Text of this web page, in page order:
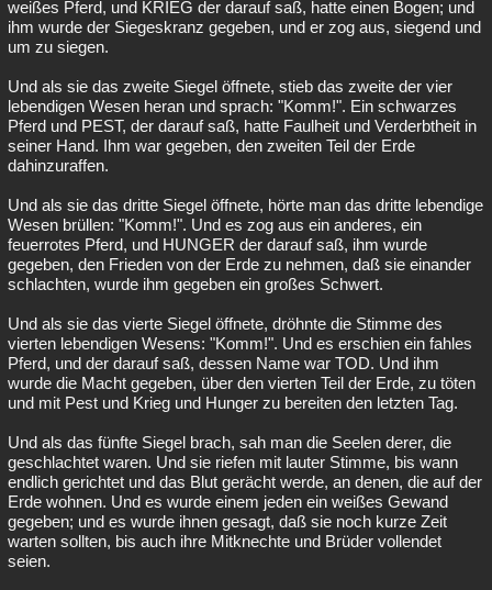
weißes Pferd, und KRIEG der darauf saß, hatte einen Bogen; und
ihm wurde der Siegeskranz gegeben, und er zog aus, siegend und
um zu siegen.
Und als sie das zweite Siegel öffnete, stieb das zweite der vier
lebendigen Wesen heran und sprach: "Komm!". Ein schwarzes
Pferd und PEST, der darauf saß, hatte Faulheit und Verderbtheit in
seiner Hand. Ihm war gegeben, den zweiten Teil der Erde
dahinzuraffen.
Und als sie das dritte Siegel öffnete, hörte man das dritte lebendige
Wesen brüllen: "Komm!". Und es zog aus ein anderes, ein
feuerrotes Pferd, und HUNGER der darauf saß, ihm wurde
gegeben, den Frieden von der Erde zu nehmen, daß sie einander
schlachten, wurde ihm gegeben ein großes Schwert.
Und als sie das vierte Siegel öffnete, dröhnte die Stimme des
vierten lebendigen Wesens: "Komm!". Und es erschien ein fahles
Pferd, und der darauf saß, dessen Name war TOD. Und ihm
wurde die Macht gegeben, über den vierten Teil der Erde, zu töten
und mit Pest und Krieg und Hunger zu bereiten den letzten Tag.
Und als das fünfte Siegel brach, sah man die Seelen derer, die
geschlachtet waren. Und sie riefen mit lauter Stimme, bis wann
endlich gerichtet und das Blut gerächt werde, an denen, die auf der
Erde wohnen. Und es wurde einem jeden ein weißes Gewand
gegeben; und es wurde ihnen gesagt, daß sie noch kurze Zeit
warten sollten, bis auch ihre Mitknechte und Brüder vollendet
seien.